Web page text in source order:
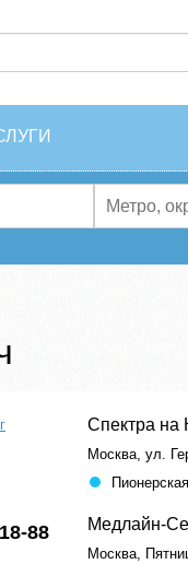
88
Спектра на
Москва, ул.
Пионерская
Медлайн-
Москва,